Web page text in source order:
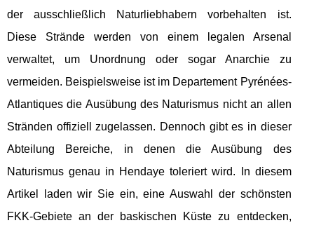
der ausschließlich Naturliebhabern vorbehalten ist.
Diese Strände werden von einem legalen Arsenal
verwaltet, um Unordnung oder sogar Anarchie zu
vermeiden. Beispielsweise ist im Departement Pyrénées-
Atlantiques die Ausübung des Naturismus nicht an allen
Stränden offiziell zugelassen. Dennoch gibt es in dieser
Abteilung Bereiche, in denen die Ausübung des
Naturismus genau in Hendaye toleriert wird. In diesem
Artikel laden wir Sie ein, eine Auswahl der schönsten
FKK-Gebiete an der baskischen Küste zu entdecken,